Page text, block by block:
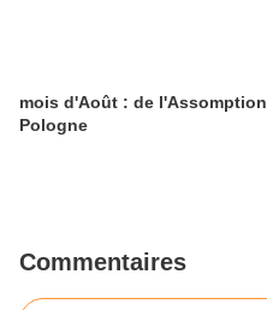
mois d'Août : de l'Assomption
Pologne
Commentaires